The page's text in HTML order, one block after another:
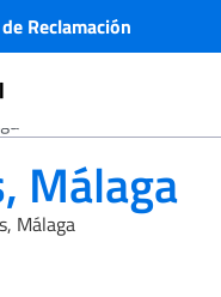
Reclamación
Málaga
Málaga